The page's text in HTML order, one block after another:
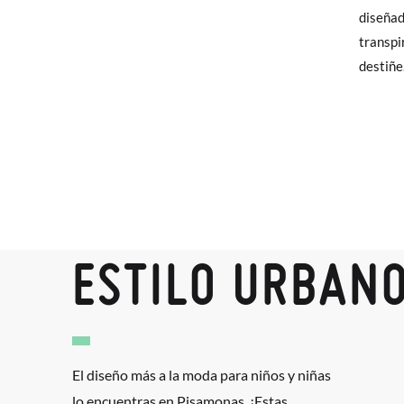
elijas,
para
talla y
ESTILO URBANO
El diseño más a la moda para niños y niñas